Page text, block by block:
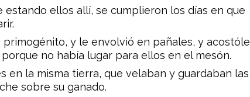
estando ellos allí, se cumplieron los días en que
primogénito, y le envolvió en pañales, y acostóle
no había lugar para ellos en el mesón.
en la misma tierra, que velaban y guardaban las
sobre su ganado.